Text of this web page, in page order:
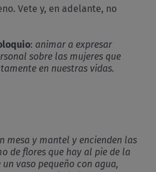
Vete y, en adelante, no
: animar a expresar
sobre las mujeres que
en nuestras vidas.
mesa y mantel y encienden las
de flores que hay al pie de la
vaso pequeño con agua,